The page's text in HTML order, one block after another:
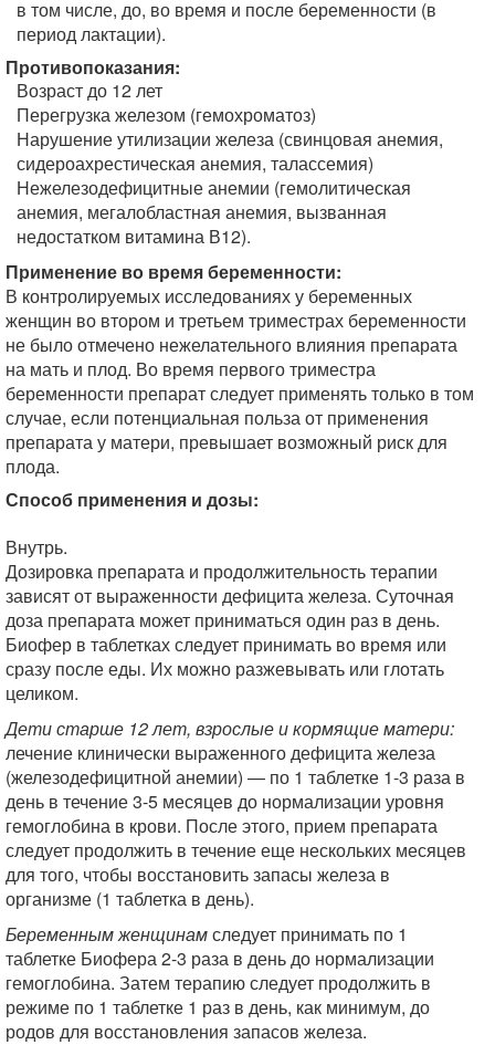
в том числе, до, во время и после беременности (в
период лактации).
Противопоказания:
Возраст до 12 лет
Перегрузка железом (гемохроматоз)
Нарушение утилизации железа (свинцовая анемия,
сидероахрестическая анемия, талассемия)
Нежелезодефицитные анемии (гемолитическая
анемия, мегалобластная анемия, вызванная
недостатком витамина В12).
Применение во время беременности:
В контролируемых исследованиях у беременных
женщин во втором и третьем триместрах беременности
не было отмечено нежелательного влияния препарата
на мать и плод. Во время первого триместра
беременности препарат следует применять только в том
случае, если потенциальная польза от применения
препарата у матери, превышает возможный риск для
плода.
Способ применения и дозы:
Внутрь.
Дозировка препарата и продолжительность терапии
зависят от выраженности дефицита железа. Суточная
доза препарата может приниматься один раз в день.
Биофер в таблетках следует принимать во время или
сразу после еды. Их можно разжевывать или глотать
целиком.
Дети старше 12 лет, взрослые и кормящие матери:
лечение клинически выраженного дефицита железа
(железодефицитной анемии) — по 1 таблетке 1-3 раза в
день в течение 3-5 месяцев до нормализации уровня
гемоглобина в крови. После этого, прием препарата
следует продолжить в течение еще нескольких месяцев
для того, чтобы восстановить запасы железа в
организме (1 таблетка в день).
Беременным женщинамследует принимать по 1
таблетке Биофера 2-3 раза в день до нормализации
гемоглобина. Затем терапию следует продолжить в
режиме по 1 таблетке 1 раз в день, как минимум, до
родов для восстановления запасов железа.